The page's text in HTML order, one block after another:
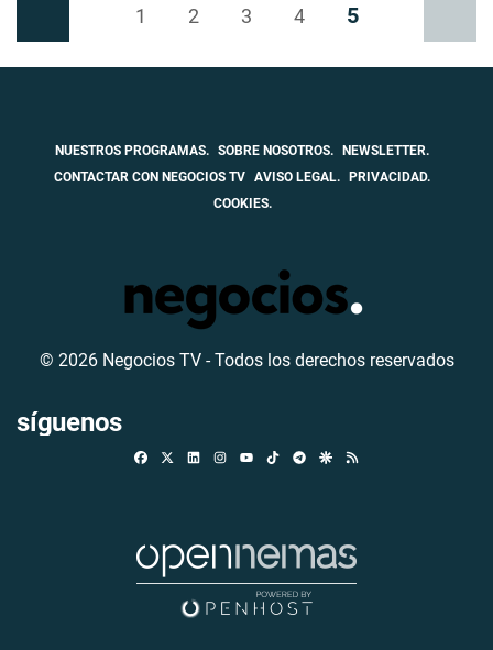
1 2 3 4 5
NUESTROS PROGRAMAS. SOBRE NOSOTROS.
NEWSLETTER.
CONTACTAR CON NEGOCIOS TV AVISO LEGAL.
PRIVACIDAD.
COOKIES.
© 2026 Negocios TV - Todos los derechos reservados
síguenos
FacebookLinkedinInstagramTikTokTelegramGoogle Discover